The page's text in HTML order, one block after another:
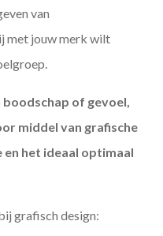
van
met jouw merk wilt
boodschap of gevoel,
middel van grafische
en het ideaal optimaal
grafisch design: